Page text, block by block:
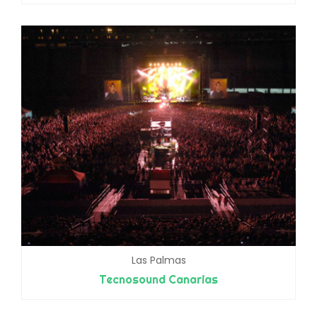
Las Palmas
Tecnosound Canarias